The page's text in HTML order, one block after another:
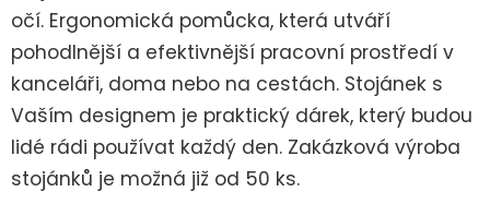
očí. Ergonomická pomůcka, která utváří
pohodlnější a efektivnější pracovní prostředí v
kanceláři, doma nebo na cestách. Stojánek s
Vaším designem je praktický dárek, který budou
lidé rádi používat každý den. Zakázková výroba
stojánků je možná již od 50 ks.